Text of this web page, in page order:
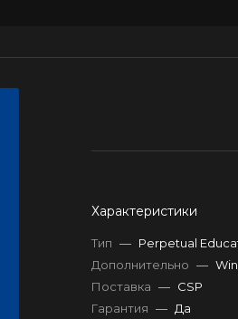
Характеристики
Тип — Perpetual
Дополнительно —
Поставка — CSP
Гарантия — Да